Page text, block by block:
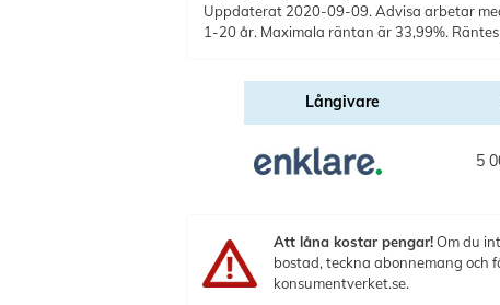
Uppdaterat 2020-09-09. Advisa arbetar
1-20 år. Maximala räntan är 33,99%.
Långivare
5
Att låna kostar pengar!Om du
bostad, teckna abonnemang och
konsumentverket.se.